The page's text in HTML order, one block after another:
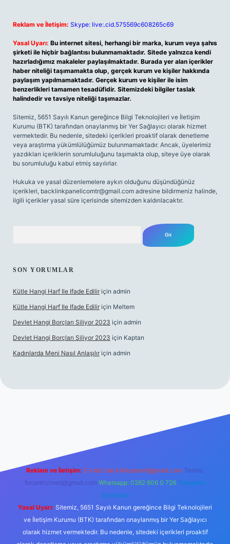
Reklam ve İletişim: Skype: live:.cid.575569c608265c69
Yasal Uyarı: Bu internet sitesi, herhangi bir marka, kurum veya şahıs
şirketi ile hiçbir bağlantısı bulunmamaktadır. Sitede yalnızca kendi
hazırladığımız makaleler paylaşılmaktadır. Burada yer alan içerikler
haber niteliği taşımamakta olup, gerçek kurum ve kişiler hakkında
paylaşım yapılmamaktadır. Gerçek kurum ve kişiler ile isim
benzerlikleri tamamen tesadüfidir. Sitemizdeki bilgiler taslak
halindedir ve tavsiye niteliği taşımazlar.
Sitemiz, 5651 Sayılı Kanun gereğince Bilgi Teknolojileri ve İletişim
Kurumu (BTK) tarafından onaylanmış bir Yer Sağlayıcı olarak hizmet
vermektedir. Bu nedenle, sitedeki içerikleri proaktif olarak denetleme
veya araştırma yükümlülüğümüz bulunmamaktadır. Ancak, üyelerimiz
yazdıkları içeriklerin sorumluluğunu taşımakta olup, siteye üye olarak
bu sorumluluğu kabul etmiş sayılırlar.
Hukuka ve yasal düzenlemelere aykırı olduğunu düşündüğünüz
içerikleri, backlinkpanelicomtr@gmail.com adresine bildirmeniz halinde,
ilgili içerikler yasal süre içerisinde sitemizden kaldırılacaktır.
SON YORUMLAR
Kütle Hangi Harf Ile Ifade Edilir için admin
Kütle Hangi Harf Ile Ifade Edilir için Meltem
Devlet Hangi Borçları Siliyor 2023 için admin
Devlet Hangi Borçları Siliyor 2023 için Kaptan
Kadınlarda Meni Nasıl Anlaşılır için admin
Betexper
Reklam ve İletişim: E-mail: backlinkpaneli@gmail.com Teams:
forumhizmeti@gmail.com Whatsapp: 0262 606 0 726 Telegram:
@karabul
Yasal Uyarı: Sitemiz, 5651 Sayılı Kanun gereğince Bilgi Teknolojileri
ve İletişim Kurumu (BTK) tarafından onaylanmış bir Yer Sağlayıcı
olarak hizmet vermektedir. Bu nedenle, sitedeki içerikleri proaktif